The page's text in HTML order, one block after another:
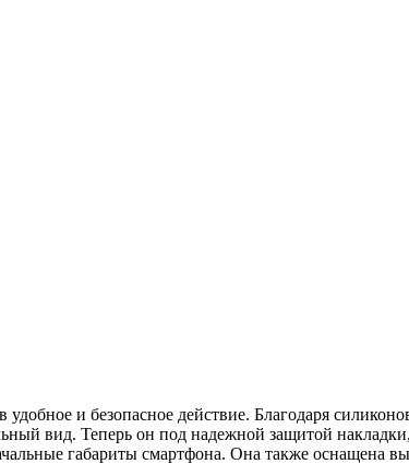
удобное и безопасное действие. Благодаря
вид. Теперь он под надежной защитой
габариты смартфона. Она также оснащена